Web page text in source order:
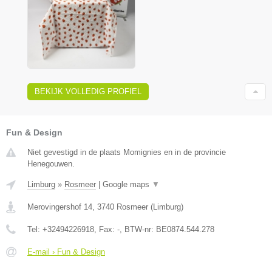
BEKIJK VOLLEDIG PROFIEL
Fun & Design
Niet gevestigd in de plaats Momignies en in de provincie
Henegouwen.
Limburg » Rosmeer | Google maps ▼
Merovingershof 14 3740 Rosmeer (Limburg)
Tel: +32494226918 , Fax: - , BTW-nr: BE0874.544.278
E-mail › Fun & Design